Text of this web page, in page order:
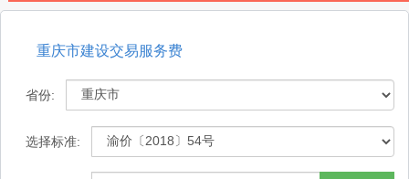
重庆市建设交易服务费
省份:
选择标准: